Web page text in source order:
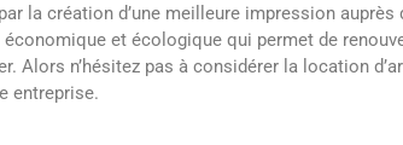
la création d’une meilleure impression auprès
et écologique qui permet de
Alors n’hésitez pas à considérer la location
entreprise.